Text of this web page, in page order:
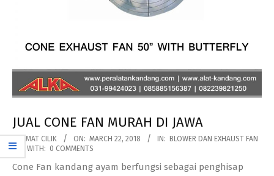
JUAL CONE FAN MURAH DI JAWA
2018-
03-
22
MAT CILIK ON: MARCH 22, 2018 IN:
BLOWER DAN EXHAUST FAN
WITH: 0 COMMENTS
Cone Fan kandang ayam berfungsi sebagai penghisap